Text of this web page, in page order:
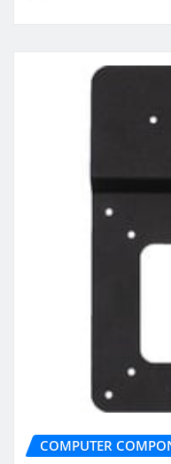
COMPUTER